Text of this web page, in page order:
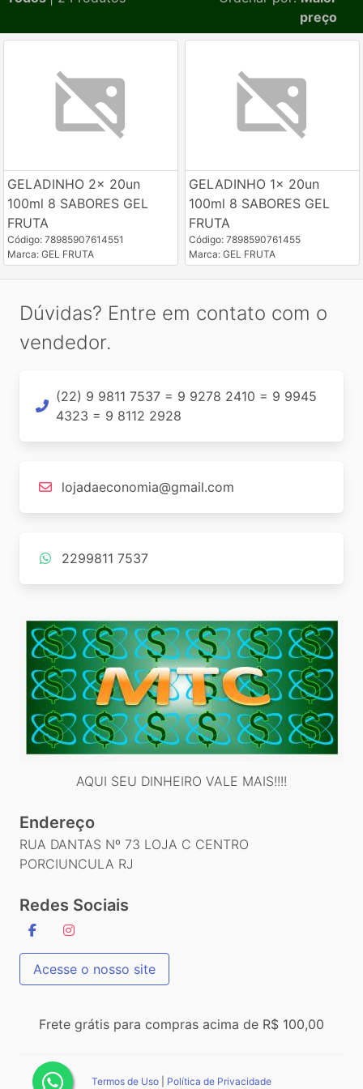
preço
GELADINHO 2x 20un
100ml 8 SABORES GEL
FRUTA
Código: 78985907614551
Marca: GEL FRUTA
GELADINHO 1x 20un
100ml 8 SABORES GEL
FRUTA
Código: 7898590761455
Marca: GEL FRUTA
Dúvidas? Entre em contato com o
vendedor.
(22) 9 9811 7537 = 9 9278 2410 = 9 9945
4323 = 9 8112 2928
lojadaeconomia@gmail.com
2299811 7537
AQUI SEU DINHEIRO VALE MAIS!!!!
Endereço
RUA DANTAS Nº 73 LOJA C CENTRO
PORCIUNCULA RJ
Redes Sociais
Acesse o nosso site
Frete grátis para compras acima de R$ 100,00
Termos de Uso Política de Privacidade